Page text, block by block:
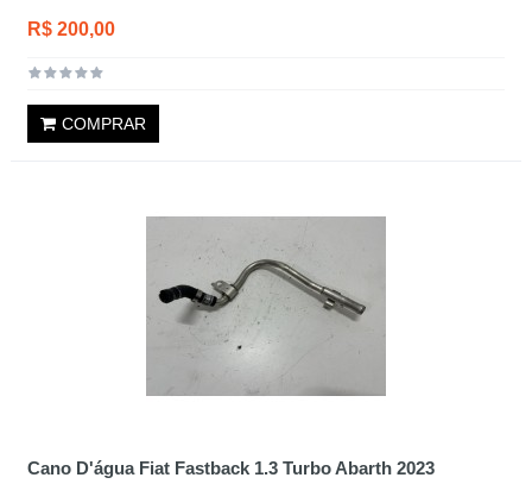
R$ 200,00
COMPRAR
Cano D'água Fiat Fastback 1.3 Turbo Abarth 2023